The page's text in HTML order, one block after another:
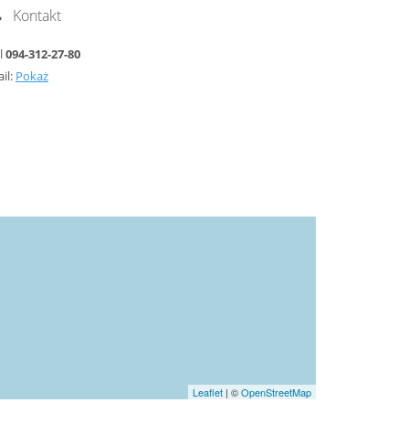
Kontakt
094-312-27-80
Pokaż
Leaflet | ©OpenStreetMap